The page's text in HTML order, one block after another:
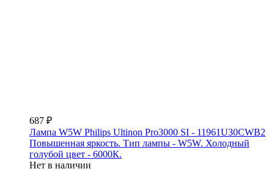
687 ₽
Лампа W5W Philips Ultinon Pro3000 SI - 11961U30CWB2
Повышенная яркость. Тип лампы - W5W. Холодный
голубой цвет - 6000К.
Нет в наличии